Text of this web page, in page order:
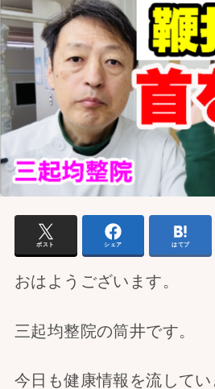
ポスト シェア はてブ
おはようございます。
三起均整院の筒井です。
今日も健康情報を流してい